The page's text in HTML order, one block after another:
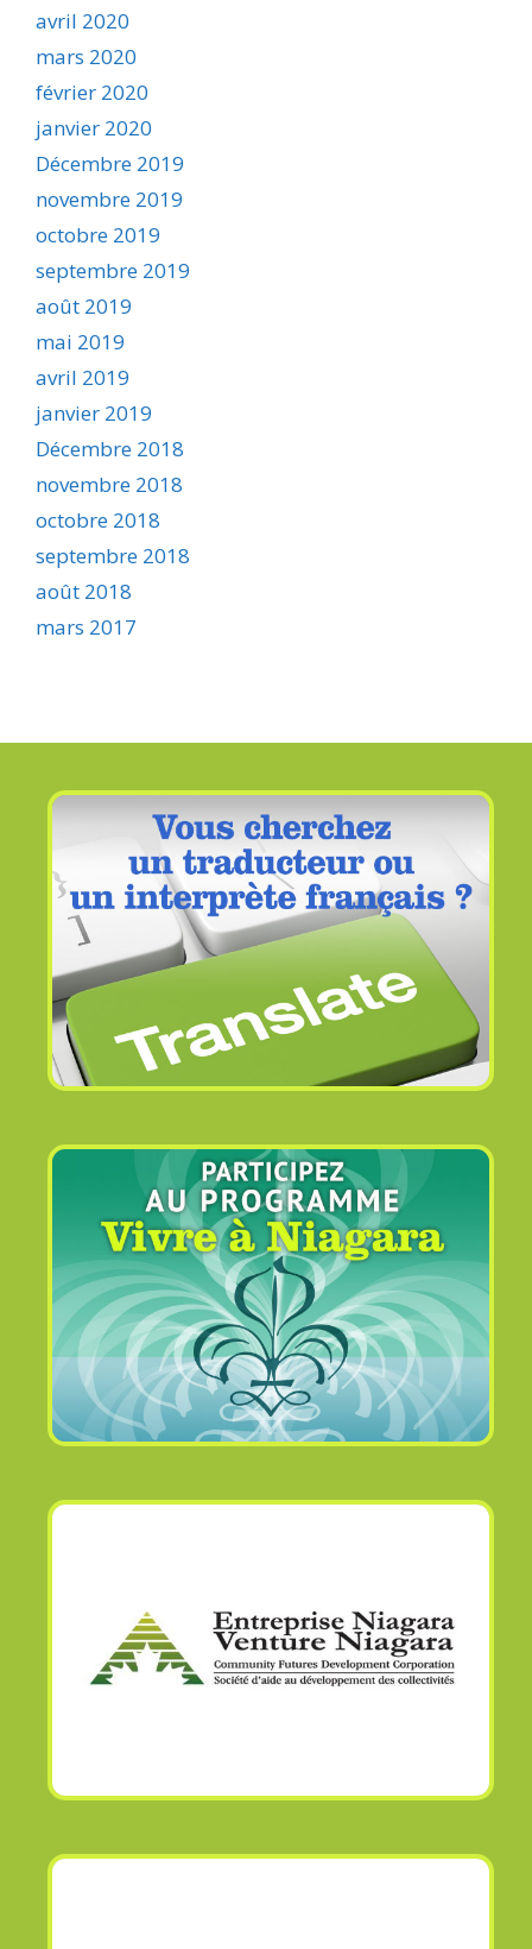
avril 2020
mars 2020
février 2020
janvier 2020
Décembre 2019
novembre 2019
octobre 2019
septembre 2019
août 2019
mai 2019
avril 2019
janvier 2019
Décembre 2018
novembre 2018
octobre 2018
septembre 2018
août 2018
mars 2017